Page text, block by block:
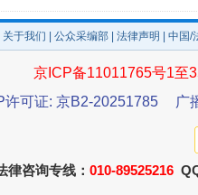
从幼
关于我们 公众采编部 法律声明 | 中国
京ICP备11011765号1至
许可证: 京B2-20251785
广
律咨询专线： 010-89525216